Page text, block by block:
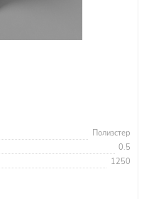
Полиэстер
0.5
1250